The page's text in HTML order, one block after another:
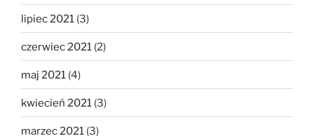
lipiec 2021 (3)
czerwiec 2021 (2)
maj 2021 (4)
kwiecień 2021 (3)
marzec 2021 (3)